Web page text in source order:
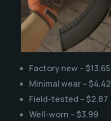
Factory new – $13.65
Minimal wear – $4.42
Field-tested – $2.87
Well-worn – $3.99